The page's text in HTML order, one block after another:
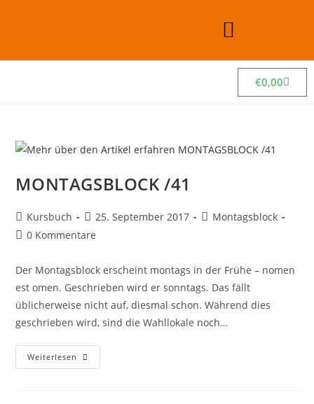
€0,00
MONTAGSBLOCK /41
Kursbuch 25. September 2017
Montagsblock
0 Kommentare
Der Montagsblock erscheint montags in der Frühe – nomen
est omen. Geschrieben wird er sonntags. Das fällt
üblicherweise nicht auf, diesmal schon. Während dies
geschrieben wird, sind die Wahllokale noch…
Weiterlesen